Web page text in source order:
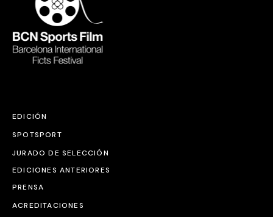
EDICIÓN
SPOTSPORT
JURADO DE SELECCIÓN
EDICIONES ANTERIORES
PRENSA
ACREDITACIONES